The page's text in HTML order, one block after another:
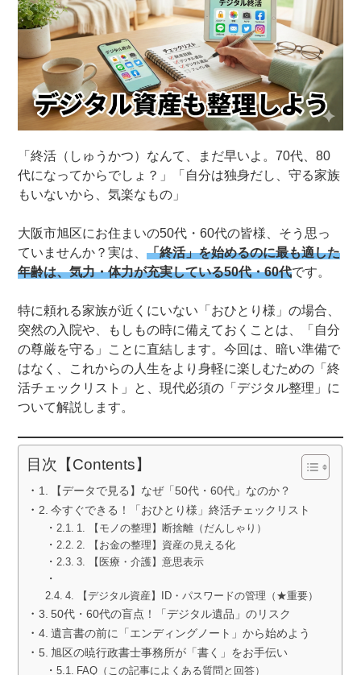
「終活（しゅうかつ）なんて、まだ早いよ。70代、80
代になってからでしょ？」「自分は独身だし、守る家族
もいないから、気楽なもの」
大阪市旭区にお住まいの50代・60代の皆様、そう思っ
ていませんか？実は、「終活」を始めるのに最も適した
年齢は、気力・体力が充実している50代・60代です。
特に頼れる家族が近くにいない「おひとり様」の場合、
突然の入院や、もしもの時に備えておくことは、「自分
の尊厳を守る」ことに直結します。今回は、暗い準備で
はなく、これからの人生をより身軽に楽しむための「終
活チェックリスト」と、現代必須の「デジタル整理」に
ついて解説します。
目次【Contents】
【データで見る】なぜ「50代・60代」なのか？
今すぐできる！「おひとり様」終活チェックリスト
1. 【モノの整理】断捨離（だんしゃり）
2. 【お金の整理】資産の見える化
3. 【医療・介護】意思表示
4. 【デジタル資産】ID・パスワードの管理（★重要）
50代・60代の盲点！「デジタル遺品」のリスク
遺言書の前に「エンディングノート」から始めよう
旭区の暁行政書士事務所が「書く」をお手伝い
FAQ（この記事によくある質問と回答）